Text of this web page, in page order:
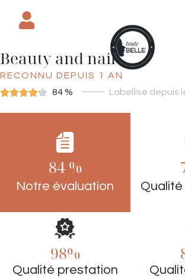
Beauty and nail’s
RECONNU DEPUIS 1 AN
 84 % Labellisé depuis
84 %
Notre évaluation Qualité
98%
Qualité prestation